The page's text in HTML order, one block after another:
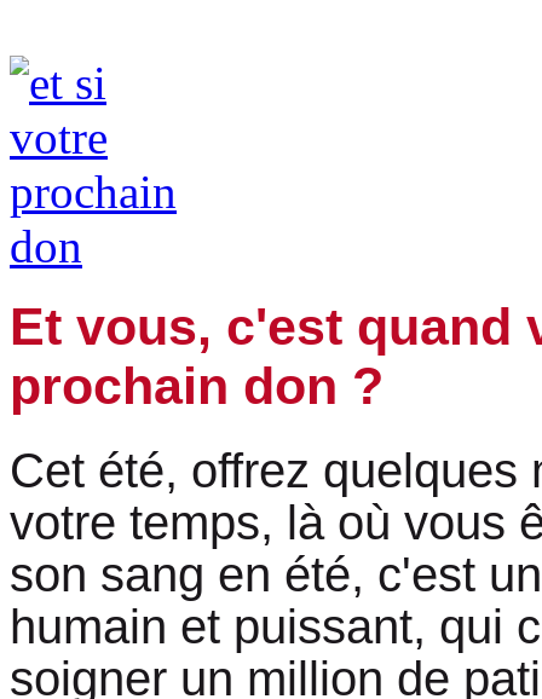
Et vous, c'est quand
prochain don ?
Cet été, offrez quelques
votre temps, là où vous
son sang en été, c'est
humain et puissant, qui
soigner un million de